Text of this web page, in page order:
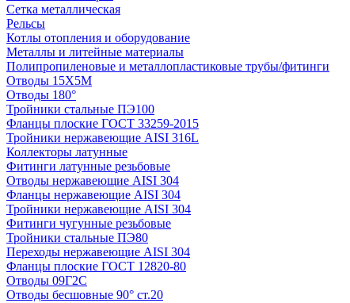
Сетка металлическая
Рельсы
Котлы отопления и оборудование
Металлы и литейные материалы
Полипропиленовые и металлопластиковые трубы/фитинги
Отводы 15Х5М
Отводы 180°
Тройники стальные ПЭ100
Фланцы плоские ГОСТ 33259-2015
Тройники нержавеющие AISI 316L
Коллекторы латунные
Фитинги латунные резьбовые
Отводы нержавеющие AISI 304
Фланцы нержавеющие AISI 304
Тройники нержавеющие AISI 304
Фитинги чугунные резьбовые
Тройники стальные ПЭ80
Переходы нержавеющие AISI 304
Фланцы плоские ГОСТ 12820-80
Отводы 09Г2С
Отводы бесшовные 90° ст.20